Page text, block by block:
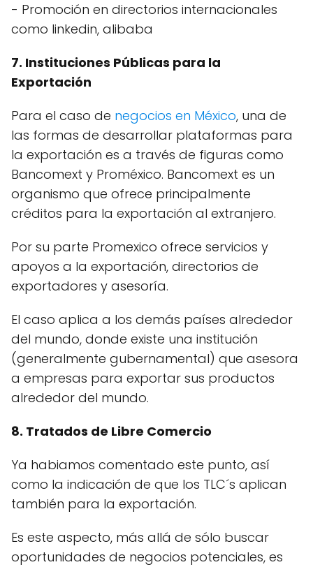
- Promoción en directorios internacionales
como linkedin, alibaba
7. Instituciones Públicas para la
Exportación
Para el caso de negocios en México, una de
las formas de desarrollar plataformas para
la exportación es a través de figuras como
Bancomext y Proméxico. Bancomext es un
organismo que ofrece principalmente
créditos para la exportación al extranjero.
Por su parte Promexico ofrece servicios y
apoyos a la exportación, directorios de
exportadores y asesoría.
El caso aplica a los demás países alrededor
del mundo, donde existe una institución
(generalmente gubernamental) que asesora
a empresas para exportar sus productos
alrededor del mundo.
8. Tratados de Libre Comercio
Ya habiamos comentado este punto, así
como la indicación de que los TLC´s aplican
también para la exportación.
Es este aspecto, más allá de sólo buscar
oportunidades de negocios potenciales, es